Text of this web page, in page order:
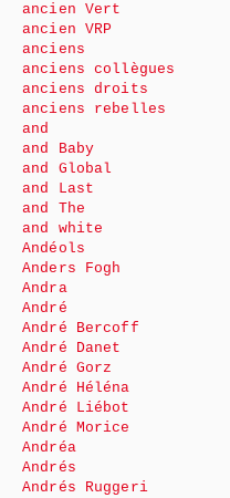
ancien Vert
ancien VRP
anciens
anciens collègues
anciens droits
anciens rebelles
and
and Baby
and Global
and Last
and The
and white
Andéols
Anders Fogh
Andra
André
André Bercoff
André Danet
André Gorz
André Héléna
André Liébot
André Morice
Andréa
Andrés
Andrés Ruggeri